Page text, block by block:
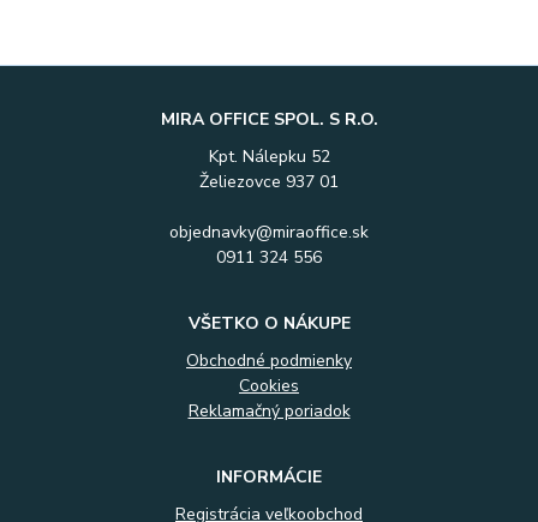
MIRA OFFICE SPOL. S R.O.
Kpt. Nálepku 52
Želiezovce 937 01
objednavky@miraoffice.sk
0911 324 556
VŠETKO O NÁKUPE
Obchodné podmienky
Cookies
Reklamačný poriadok
INFORMÁCIE
Registrácia veľkoobchod